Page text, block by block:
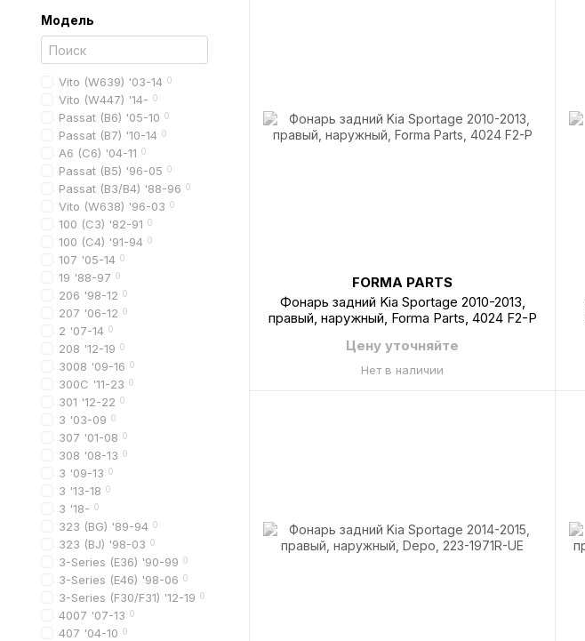
FORMA PARTS
Фонарь задний Kia Sportage 2010-2013,
правый, наружный, Forma Parts, 4024 F2-P
Цену уточняйте
Нет в наличии
Модель
Vito (W639) '03-14 0
Vito (W447) '14- 0
Passat (B6) '05-10 0
Passat (B7) '10-14 0
A6 (C6) '04-11 0
Passat (B5) '96-05 0
Passat (B3/B4) '88-96 0
Vito (W638) '96-03 0
100 (C3) '82-91 0
100 (C4) '91-94 0
107 '05-14 0
19 '88-97 0
206 '98-12 0
207 '06-12 0
2 '07-14 0
208 '12-19 0
3008 '09-16 0
300C '11-23 0
301 '12-22 0
3 '03-09 0
307 '01-08 0
308 '08-13 0
3 '09-13 0
3 '13-18 0
3 '18- 0
323 (BG) '89-94 0
323 (BJ) '98-03 0
3-Series (E36) '90-99 0
3-Series (E46) '98-06 0
3-Series (F30/F31) '12-19 0
4007 '07-13 0
407 '04-10 0